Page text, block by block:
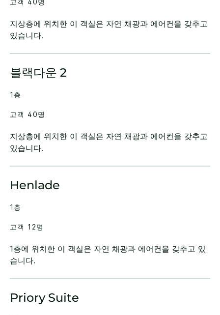
지상층에 위치한 이 객실은 자연 채광과 에어컨을 갖추고
있습니다.
고객 40명
블랙다운 2
지상층에 위치한 이 객실은 자연 채광과 에어컨을 갖추고
있습니다.
1층
고객 40명
Henlade
1층에 위치한 이 객실은 자연 채광과 에어컨을 갖추고 있
습니다.
1층
고객 12명
Priory Suite